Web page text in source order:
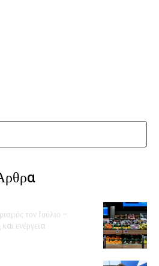
τον Ιούλιο –
ενέργεια